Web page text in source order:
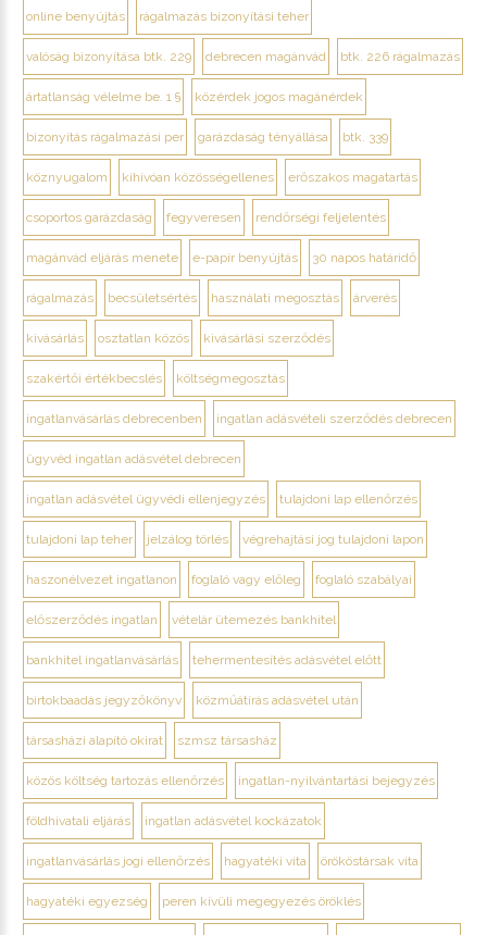
online benyújtás rágalmazás bizonyítási teher
valóság bizonyítása btk. 229 debrecen magánvád btk. 226 rágalmazás
ártatlanság vélelme be. 1 § közérdek jogos magánérdek
bizonyítás rágalmazási per garázdaság tényállása btk. 339
köznyugalom kihívóan közösségellenes erőszakos magatartás
csoportos garázdaság fegyveresen rendőrségi feljelentés
magánvád eljárás menete e-papír benyújtás 30 napos határidő
rágalmazás becsületsértés használati megosztás árverés
kivásárlás osztatlan közös kivásárlási szerződés
szakértői értékbecslés költségmegosztás
ingatlanvásárlás debrecenben ingatlan adásvételi szerződés debrecen
ügyvéd ingatlan adásvétel debrecen
ingatlan adásvétel ügyvédi ellenjegyzés tulajdoni lap ellenőrzés
tulajdoni lap teher jelzálog törlés végrehajtási jog tulajdoni lapon
haszonélvezet ingatlanon foglaló vagy előleg foglaló szabályai
előszerződés ingatlan vételár ütemezés bankhitel
bankhitel ingatlanvásárlás tehermentesítés adásvétel előtt
birtokbaadás jegyzőkönyv közműátírás adásvétel után
társasházi alapító okirat szmsz társasház
közös költség tartozás ellenőrzés ingatlan-nyilvántartási bejegyzés
földhivatali eljárás ingatlan adásvétel kockázatok
ingatlanvásárlás jogi ellenőrzés hagyatéki vita örököstársak vita
hagyatéki egyezség peren kívüli megegyezés öröklés